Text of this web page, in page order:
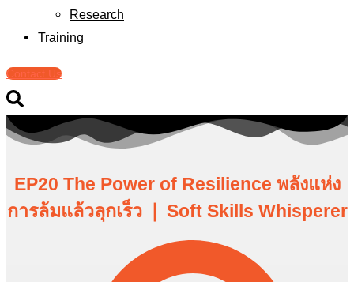
Research
Training
Contact Us
EP20 The Power of Resilience พลังแห่ง
การล้มแล้วลุกเร็ว ❘ Soft Skills Whisperer